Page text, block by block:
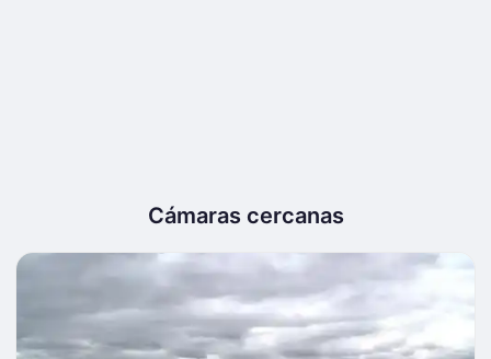
Cámaras cercanas